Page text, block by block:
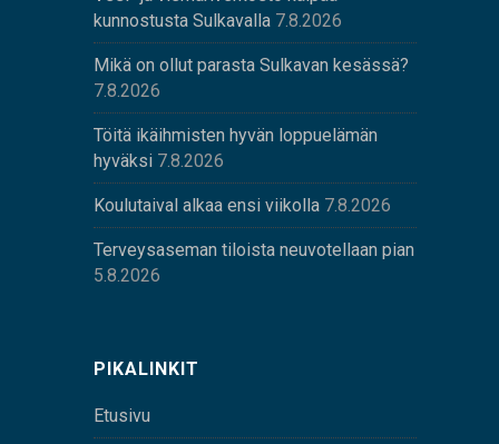
kunnostusta Sulkavalla 7.8.2026
Mikä on ollut parasta Sulkavan kesässä?
7.8.2026
Töitä ikäihmisten hyvän loppuelämän
hyväksi 7.8.2026
Koulutaival alkaa ensi viikolla 7.8.2026
Terveysaseman tiloista neuvotellaan pian
5.8.2026
PIKALINKIT
Etusivu